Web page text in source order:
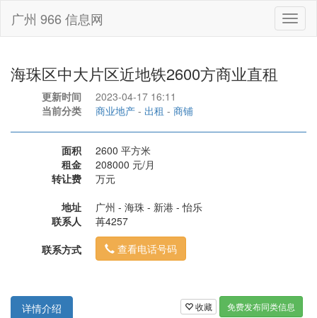
广州 966 信息网
海珠区中大片区近地铁2600方商业直租
更新时间
2023-04-17 16:11
当前分类
商业地产 - 出租 - 商铺
面积
2600 平方米
租金
208000 元/月
转让费
万元
地址
广州 - 海珠 - 新港 - 怡乐
联系人
苒4257
联系方式
查看电话号码
收藏 免费发布同类信息
详情介绍